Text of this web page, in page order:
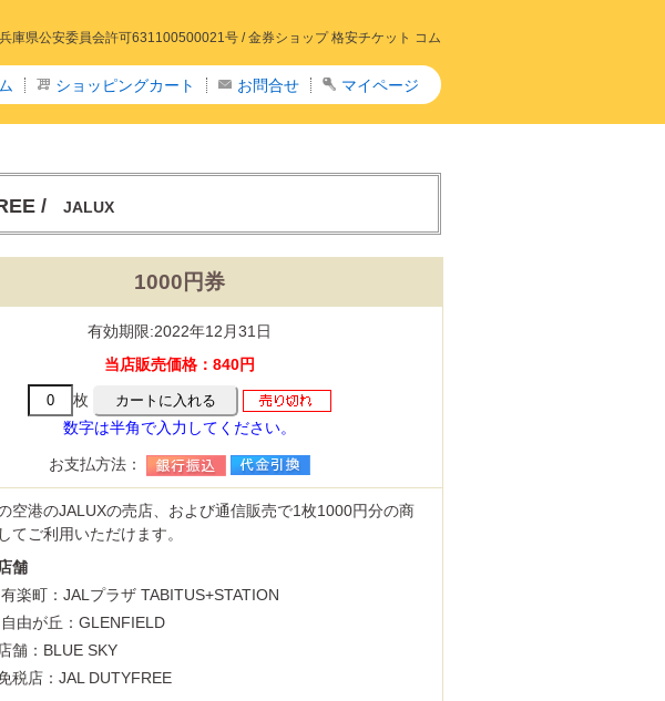
庫県公安委員会許可631100500021号 /金券ショップ 格安チケット コム
ショッピングカート お問合せ マイページ
/ JALUX
1000円券
有効期限:2022年12月31日
当店販売価格：840円
枚
数字は半角で入力してください。
お支払方法：
空港のJALUXの売店、および通信販売で1枚1000円分の商
てご利用いただけます。
舗
有楽町：JALプラザ TABITUS+STATION
自由が丘：GLENFIELD
舗：BLUE SKY
税店：JAL DUTYFREE
線
北陸線)